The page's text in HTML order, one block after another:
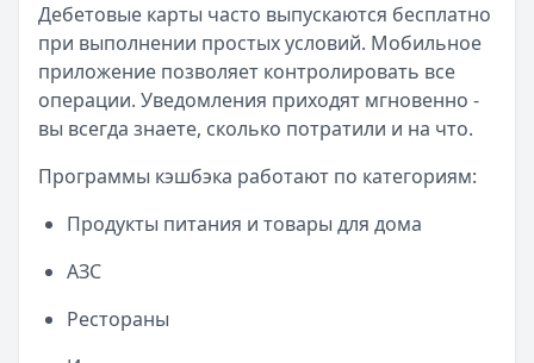
Дебетовые карты часто выпускаются бесплатно
при выполнении простых условий. Мобильное
приложение позволяет контролировать все
операции. Уведомления приходят мгновенно -
вы всегда знаете, сколько потратили и на что.
Программы кэшбэка работают по категориям:
Продукты питания и товары для дома
АЗС
Рестораны